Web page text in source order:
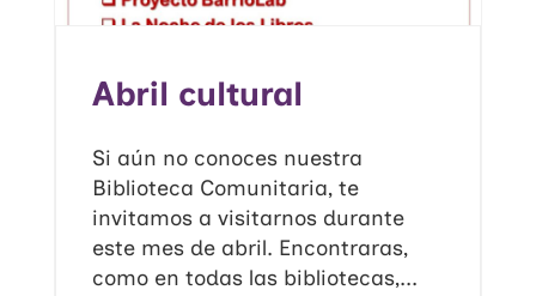
Abril cultural
Si aún no conoces nuestra
Biblioteca Comunitaria, te
invitamos a visitarnos durante
este mes de abril. Encontraras,
como en todas las bibliotecas,...